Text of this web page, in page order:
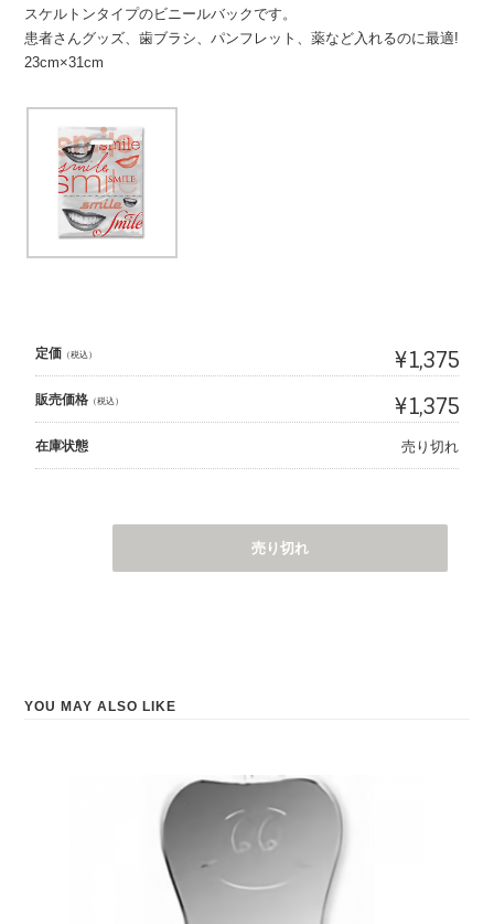
スケルトンタイプのビニールバックです。
患者さんグッズ、歯ブラシ、パンフレット、薬など入れるのに最適!
23cm×31cm
定価 （税込） ¥1,375
販売価格 （税込） ¥1,375
在庫状態 売り切れ
売り切れ
YOU MAY ALSO LIKE